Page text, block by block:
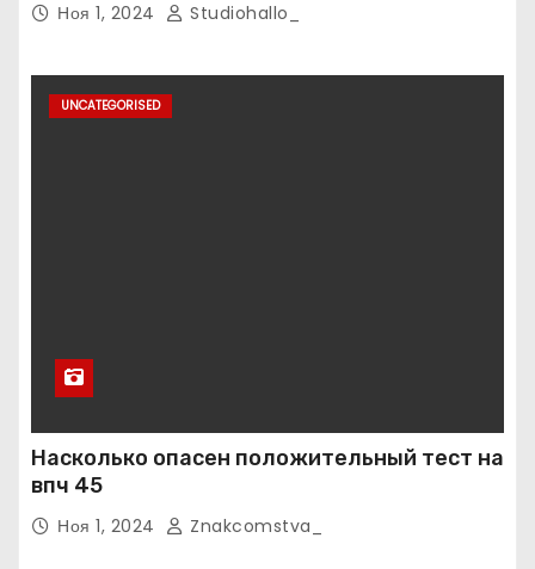
Ноя 1, 2024 Studiohallo_
UNCATEGORISED
Насколько опасен положительный тест на
впч 45
Ноя 1, 2024 Znakcomstva_